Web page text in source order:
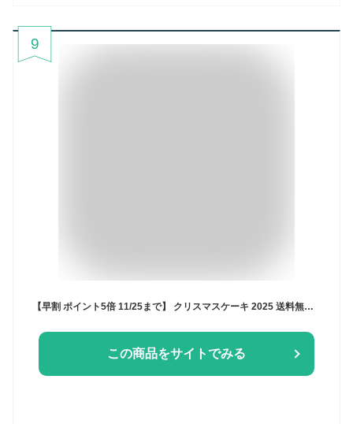
9
【早割 ポイント5倍 11/25まで】 クリスマスケーキ 2025 送料無料 クリスマス ギフト プレゼント お取り寄せ 2人 苺 生クリーム ショートケーキ 大人 子供 インスタ映え かわいい びっくり サプライズ 解凍12時間【ホワイトベリー 4号 2-3人分】
この商品をサイトでみる